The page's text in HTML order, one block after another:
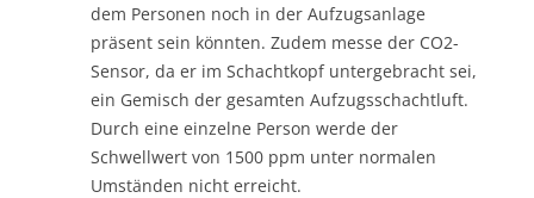
dem Personen noch in der Aufzugsanlage
präsent sein könnten. Zudem messe der CO2-
Sensor, da er im Schachtkopf untergebracht sei,
ein Gemisch der gesamten Aufzugsschachtluft.
Durch eine einzelne Person werde der
Schwellwert von 1500 ppm unter normalen
Umständen nicht erreicht.